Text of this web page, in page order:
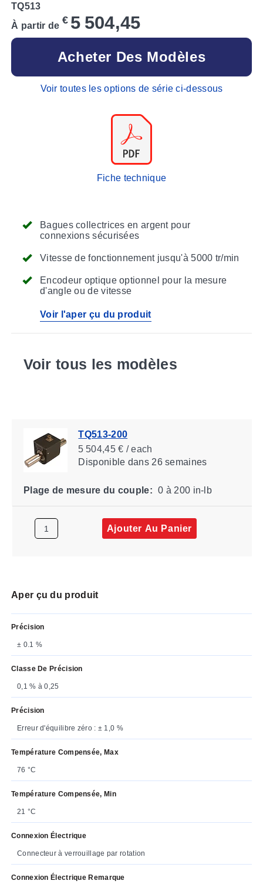
Bagues collectrices en argent pour
connexions sécurisées
Vitesse de fonctionnement jusqu'à 5000 tr/min
Encodeur optique optionnel pour la mesure
d'angle ou de vitesse
Voir l'aper çu du produit
TQ513
À partir de € 5 504,45
Acheter Des Modèles
Voir toutes les options de série ci-dessous
Fiche technique
Voir tous les modèles
TQ513-200
5 504,45 € / each
Disponibledans 26 semaines
Plage de mesure du couple: 0 à 200 in-lb
Ajouter Au Panier
Aper çu du produit
Précision
± 0.1 %
Classe De Précision
0,1 % à 0,25
Précision
Erreur d'équilibre zéro : ± 1,0 %
Température Compensée, Max
76 °C
Température Compensée, Min
21 °C
Connexion Électrique
Connecteur à verrouillage par rotation
Connexion Électrique Remarque